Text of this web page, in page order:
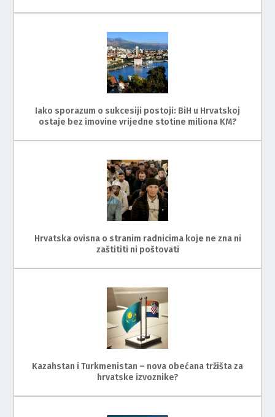
Iako sporazum o sukcesiji postoji: BiH u Hrvatskoj
ostaje bez imovine vrijedne stotine miliona KM?
Hrvatska ovisna o stranim radnicima koje ne zna ni
zaštititi ni poštovati
Kazahstan i Turkmenistan – nova obećana tržišta za
hrvatske izvoznike?